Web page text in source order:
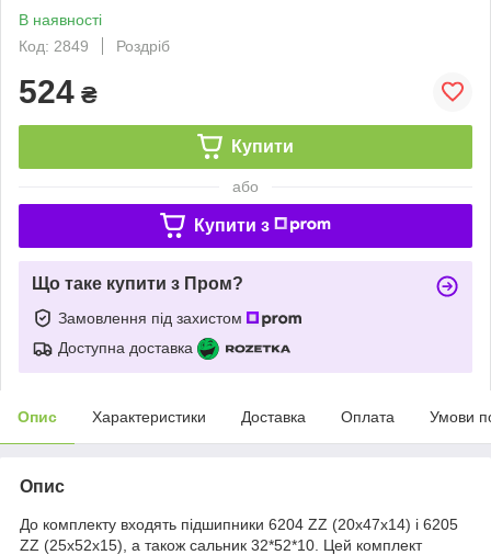
В наявності
Код: 2849
Роздріб
524 ₴
Купити
або
Купити з
Що таке купити з Пром?
Замовлення під захистом
Доступна доставка
Опис Характеристики Доставка Оплата Умови
Опис
До комплекту входять підшипники 6204 ZZ (20x47x14) і 6205
ZZ (25x52x15), а також сальник 32*52*10. Цей комплект